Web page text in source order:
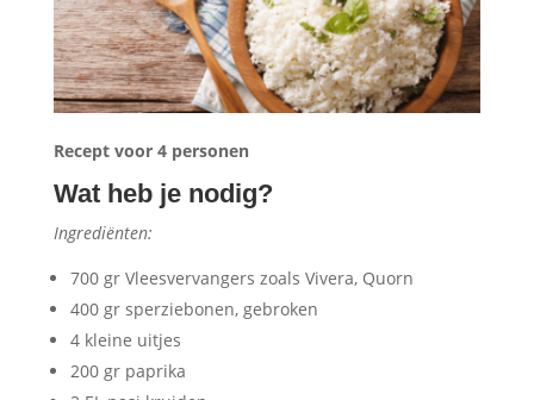
Recept voor 4 personen
Wat heb je nodig?
Ingrediënten:
700 gr Vleesvervangers zoals Vivera, Quorn
400 gr sperziebonen, gebroken
4 kleine uitjes
200 gr paprika